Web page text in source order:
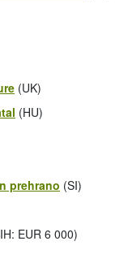
(UK)
(HU)
prehrano (SI)
EUR 6 000)